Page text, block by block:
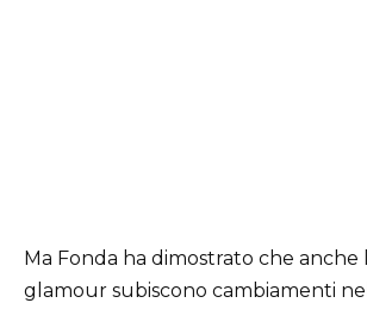
Ma Fonda ha dimostrato che anche
glamour subiscono cambiamenti